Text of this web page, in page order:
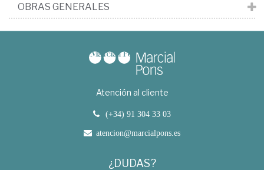
OBRAS GENERALES
Atención al cliente
(+34) 91 304 33 03
atencion@marcialpons.es
¿DUDAS?